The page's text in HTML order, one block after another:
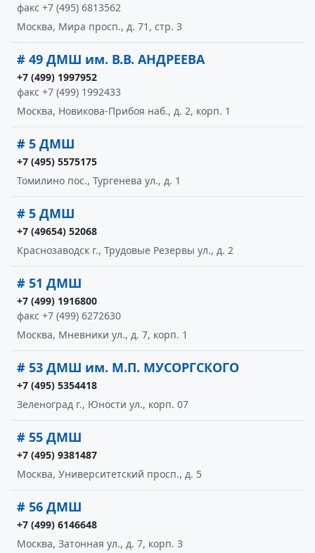
факс +7 (495) 6813562
Москва, Мира просп., д. 71, стр. 3
# 49 ДМШ им. В.В. АНДРЕЕВА
+7 (499) 1997952
факс +7 (499) 1992433
Москва, Новикова-Прибоя наб., д. 2, корп. 1
# 5 ДМШ
+7 (495) 5575175
Томилино пос., Тургенева ул., д. 1
# 5 ДМШ
+7 (49654) 52068
Краснозаводск г., Трудовые Резервы ул., д. 2
# 51 ДМШ
+7 (499) 1916800
факс +7 (499) 6272630
Москва, Мневники ул., д. 7, корп. 1
# 53 ДМШ им. М.П. МУСОРГСКОГО
+7 (495) 5354418
Зеленоград г., Юности ул., корп. 07
# 55 ДМШ
+7 (495) 9381487
Москва, Университетский просп., д. 5
# 56 ДМШ
+7 (499) 6146648
Москва, Затонная ул., д. 7, корп. 3